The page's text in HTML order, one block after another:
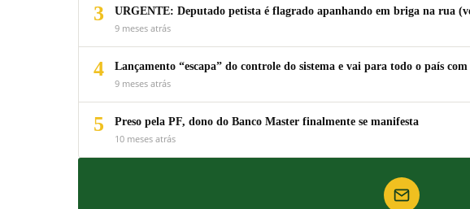
3
URGENTE: Deputado petista é flagrado apanhando em briga na rua
9 meses atrás
4
Lançamento “escapa” do controle do sistema e vai para todo o país
9 meses atrás
5
Preso pela PF, dono do Banco Master finalmente se manifesta
10 meses atrás